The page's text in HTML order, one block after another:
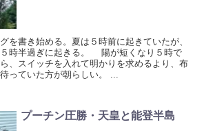
を書き始める。夏は５時前に起きていたが、
５時半過ぎに起きる。 陽が短くなり５時で
、スイッチを入れて明かりを求めるより、布
っていた方が朝らしい。 ...
プーチン圧勝・天皇と能登半島